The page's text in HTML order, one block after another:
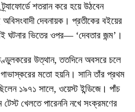
শতরান করে হয়ে উঠবেন
দেবনায়ক। প্রতীকের বইয়ের
ঘটনার ভিতের ওপর— ‘দেবতার জন্ম’।
উত্থান, ততদিনে অবসরে চলে
মতো হয়নি। সানি তাঁর প্রথম
১৯৭১ সালে, ওয়েস্ট ইন্ডিজে। পাঁচ
টেস্ট খেলতে পারেননি নখে সংক্রমণের